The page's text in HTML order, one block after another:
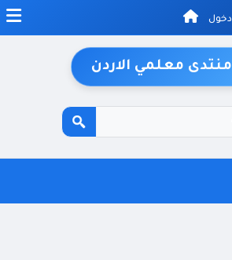
دخول
منتدى معلمي الاردن